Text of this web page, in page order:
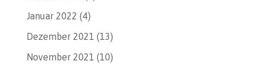
Januar 2022 (4)
Dezember 2021 (13)
November 2021 (10)